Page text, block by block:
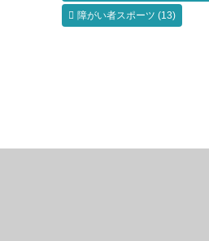
障がい者スポーツ (13)